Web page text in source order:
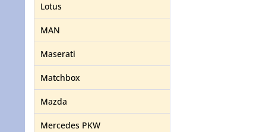
Lotus
MAN
Maserati
Matchbox
Mazda
Mercedes PKW